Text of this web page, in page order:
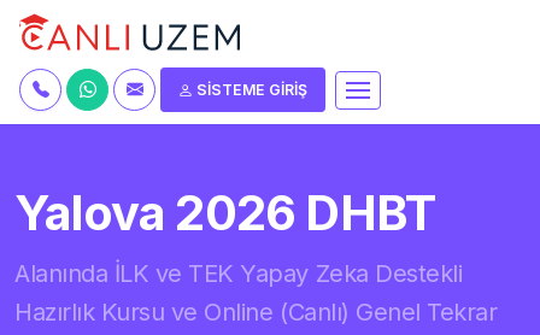
SİSTEME GİRİŞ
Yalova 2026 DHBT
Alanında İLK ve TEK Yapay Zeka Destekli
Hazırlık Kursu ve Online (Canlı) Genel Tekrar